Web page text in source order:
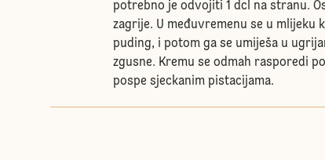
potrebno je odvojiti 1 dcl na stranu.
zagrije. U međuvremenu se u mlijeku
puding, i potom ga se umiješa u
zgusne. Kremu se odmah rasporedi
pospe sjeckanim pistacijama.